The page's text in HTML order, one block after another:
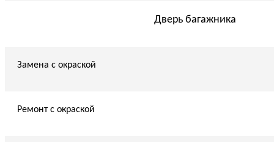
Дверь багажника
Замена с окраской
Ремонт с окраской